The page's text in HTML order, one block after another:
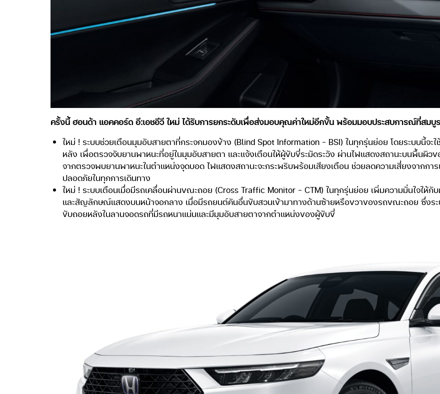
ครั้งนี้ ฮอนด้า แอคคอร์ด อี:เอชอีวี ใหม่ ได้รับการยกระดับเพื่อส่งมอบคุณค่าใหม่อีกขั้น พร้อมมอบประสบการณ์ที่สม
ใหม่ ! ระบบช่วยเตือนมุมอับสายตาที่กระจกมองข้าง (Blind Spot Information – BSI) ในทุกรุ่นย่อย โดยระบบนี้จ
หลัง เพื่อตรวจจับยานพาหนะที่อยู่ในมุมอับสายตา และแจ้งเตือนให้ผู้ขับขี่ระมัดระวัง ผ่านไฟแสดงสถานะบนพื้นผิว
จากตรวจพบยานพาหนะในตำแหน่งจุดบอด ไฟแสดงสถานะจะกระพริบพร้อมเสียงเตือน ช่วยลดความเสี่ยงจากการ
ปลอดภัยในทุกการเดินทาง
ใหม่ ! ระบบเตือนเมื่อมีรถเคลื่อนผ่านขณะถอย (Cross Traffic Monitor – CTM) ในทุกรุ่นย่อย เพิ่มความมั่นใจให้
และสัญลักษณ์แสดงบนหน้าจอกลาง เมื่อมีรถยนต์คันอื่นขับสวนเข้ามาทางด้านซ้ายหรือขวาของรถขณะถอย ซึ่งระ
ขับถอยหลังในลานจอดรถที่มีรถหนาแน่นและมีมุมอับสายตาจากตำแหน่งของผู้ขับขี่